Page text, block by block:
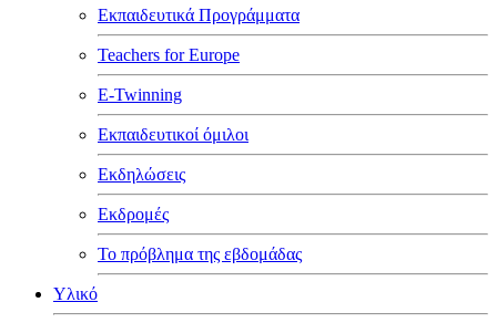
Εκπαιδευτικά Προγράμματα
Teachers for Europe
E-Twinning
Εκπαιδευτικοί όμιλοι
Εκδηλώσεις
Εκδρομές
Το πρόβλημα της εβδομάδας
Υλικό